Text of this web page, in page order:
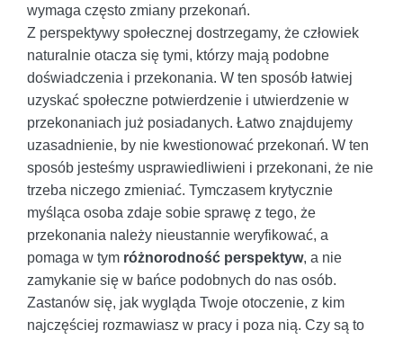
wymaga często zmiany przekonań.
Z perspektywy społecznej dostrzegamy, że człowiek
naturalnie otacza się tymi, którzy mają podobne
doświadczenia i przekonania. W ten sposób łatwiej
uzyskać społeczne potwierdzenie i utwierdzenie w
przekonaniach już posiadanych. Łatwo znajdujemy
uzasadnienie, by nie kwestionować przekonań. W ten
sposób jesteśmy usprawiedliwieni i przekonani, że nie
trzeba niczego zmieniać. Tymczasem krytycznie
myśląca osoba zdaje sobie sprawę z tego, że
przekonania należy nieustannie weryfikować, a
pomaga w tym różnorodność perspektyw, a nie
zamykanie się w bańce podobnych do nas osób.
Zastanów się, jak wygląda Twoje otoczenie, z kim
najczęściej rozmawiasz w pracy i poza nią. Czy są to